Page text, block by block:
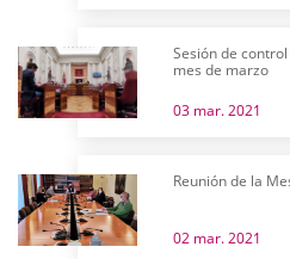
Sesión de
mes de marzo
03 mar. 2021
Reunión de la
02 mar. 2021